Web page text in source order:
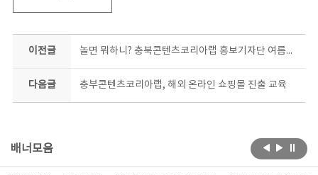
이전글 놀면 뭐하니? 충북콘텐츠코리아랩 홍보기자단 여름방학 서포터즈 모집
다음글 충부콘텐츠코리아랩, 해외 온라인 쇼핑몰 진출 교육
배너모음